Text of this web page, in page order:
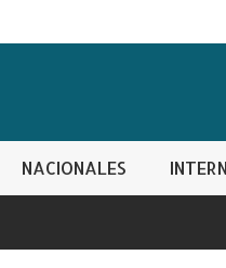
NACIONALES